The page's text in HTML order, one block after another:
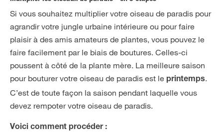
Si vous souhaitez multiplier votre oiseau de paradis pour
agrandir votre jungle urbaine intérieure ou pour faire
plaisir à des amis amateurs de plantes, vous pouvez le
faire facilement par le biais de boutures. Celles-ci
poussent à côté de la plante mère. La meilleure saison
pour bouturer votre oiseau de paradis est le printemps.
C’est de toute façon la saison pendant laquelle vous
devez rempoter votre oiseau de paradis.
Voici comment procéder :